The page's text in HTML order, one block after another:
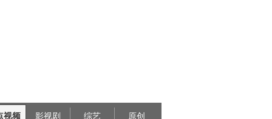
视频 影视剧 综艺 原创